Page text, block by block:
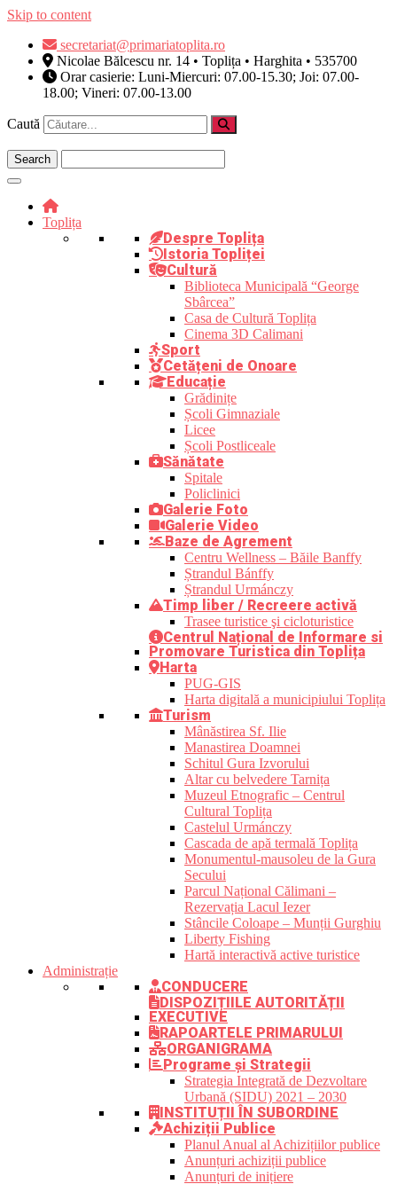
Skip to content
secretariat@primariatoplita.ro
Nicolae Bălcescu nr. 14 • Toplița • Harghita • 535700
Orar casierie: Luni-Miercuri: 07.00-15.30; Joi: 07.00-
18.00; Vineri: 07.00-13.00
Caută
Toplița
Despre Toplița
Istoria Topliței
Cultură
Biblioteca Municipală “George
Sbârcea”
Casa de Cultură Toplița
Cinema 3D Calimani
Sport
Cetățeni de Onoare
Educație
Grădinițe
Școli Gimnaziale
Licee
Școli Postliceale
Sănătate
Spitale
Policlinici
Galerie Foto
Galerie Video
Baze de Agrement
Centru Wellness – Băile Banffy
Ștrandul Bánffy
Ștrandul Urmánczy
Timp liber / Recreere activă
Trasee turistice şi cicloturistice
Centrul Național de Informare si
Promovare Turistica din Toplița
Harta
PUG-GIS
Harta digitală a municipiului Toplița
Turism
Mânăstirea Sf. Ilie
Manastirea Doamnei
Schitul Gura Izvorului
Altar cu belvedere Tarnița
Muzeul Etnografic – Centrul
Cultural Toplița
Castelul Urmánczy
Cascada de apă termală Toplița
Monumentul-mausoleu de la Gura
Secului
Parcul Național Călimani –
Rezervația Lacul Iezer
Stâncile Coloape – Munții Gurghiu
Liberty Fishing
Hartă interactivă active turistice
Administrație
CONDUCERE
DISPOZIȚIILE AUTORITĂȚII
EXECUTIVE
RAPOARTELE PRIMARULUI
ORGANIGRAMA
Programe și Strategii
Strategia Integrată de Dezvoltare
Urbană (SIDU) 2021 – 2030
INSTITUȚII ÎN SUBORDINE
Achiziții Publice
Planul Anual al Achizițiilor publice
Anunțuri achiziții publice
Anunțuri de inițiere